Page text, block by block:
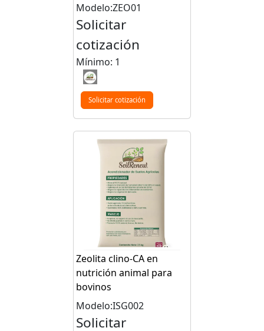
Modelo:ZEO01
Solicitar
cotización
Mínimo: 1
Solicitar cotización
Zeolita clino-CA en
nutrición animal para
bovinos
Modelo:ISG002
Solicitar